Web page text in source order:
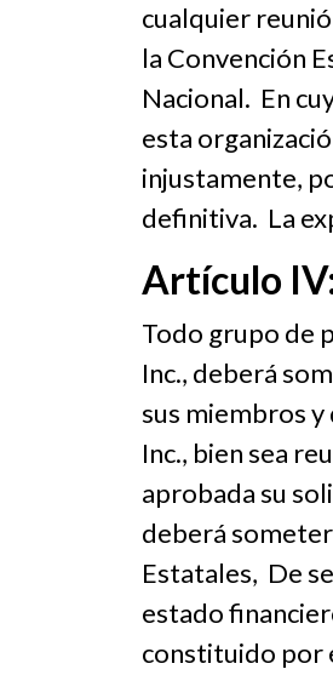
cualquier
la Convención
Nacional. En
esta
injustamente,
definitiva. La
Artículo
Todo grupo de
Inc., deberá
sus miembros
Inc., bien sea
aprobada su
deberá
Estatales, De
estado
constituido por